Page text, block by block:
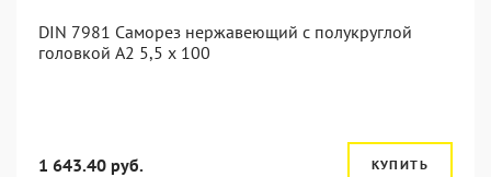
DIN 7981 Саморез нержавеющий с полукруглой
головкой А2 5,5 x 100
1 643.40 руб. КУПИТЬ